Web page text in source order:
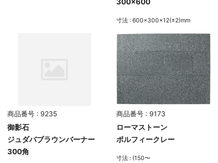
寸法 : 600×300×12(±2)mm
商品番号 : 9235
御影石
ジュダバブラウンバーナー
300角
商品番号 : 9173
ローマストーン
ポルフィークレー
寸法 : (150〜